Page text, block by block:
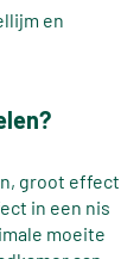
en
groot effect
in een nis
moeite